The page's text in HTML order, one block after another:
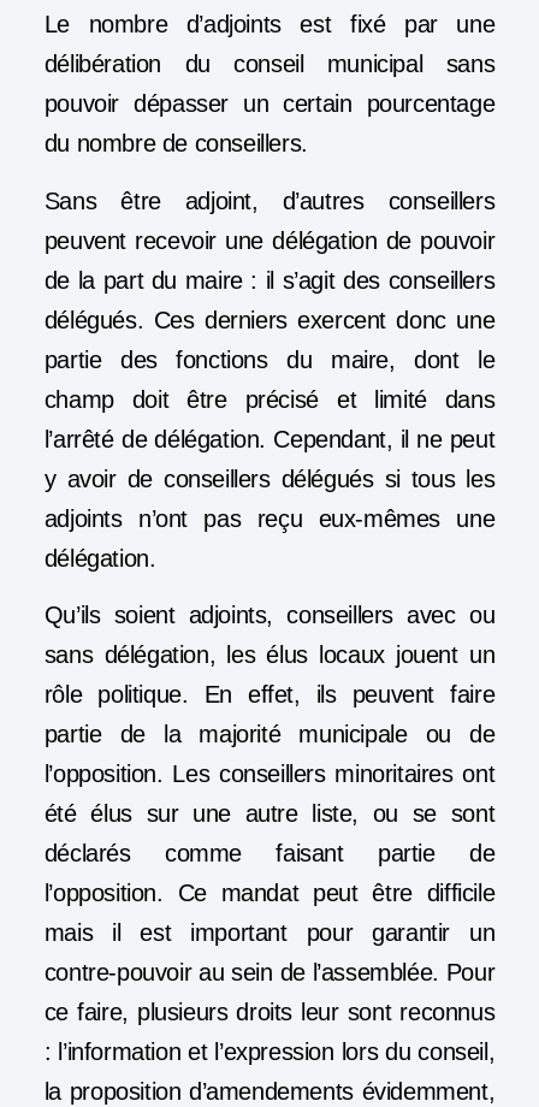
Le nombre d’adjoints est fixé par une
délibération du conseil municipal sans
pouvoir dépasser un certain pourcentage
du nombre de conseillers.
Sans être adjoint, d’autres conseillers
peuvent recevoir une délégation de pouvoir
de la part du maire : il s’agit des conseillers
délégués. Ces derniers exercent donc une
partie des fonctions du maire, dont le
champ doit être précisé et limité dans
l’arrêté de délégation. Cependant, il ne peut
y avoir de conseillers délégués si tous les
adjoints n’ont pas reçu eux-mêmes une
délégation.
Qu’ils soient adjoints, conseillers avec ou
sans délégation, les élus locaux jouent un
rôle politique. En effet, ils peuventfaire
partie de la majorité municipale ou de
l’opposition. Les conseillers minoritaires ont
été élus sur une autre liste, ou se sont
déclarés comme faisant partie de
l’opposition. Ce mandat peut être difficile
mais il est important pour garantir un
contre-pouvoir au sein de l’assemblée. Pour
ce faire, plusieurs droits leur sont reconnus
: l’information et l’expression lors du conseil,
la proposition d’amendements évidemment,